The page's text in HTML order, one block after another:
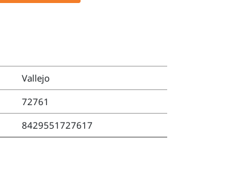
Vallejo
72761
8429551727617